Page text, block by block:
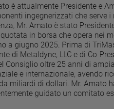
è attualmente Presidente e
ingegnerizzati che serve
Mr. Amato è stato
in borsa che opera nei
a giugno 2025. Prima di
di Metaldyne, LLC e di Co-
Consiglio oltre 25 anni di
e internazionale, avendo
miliardi di dollari. Mr. Amato
guidato un comitato